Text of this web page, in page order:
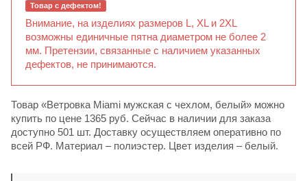
Товар с дефектом!
Внимание, на изделиях размеров L, XL и 2XL
возможны единичные пятна диаметром не более 2
мм. Претензии, связанные с наличием указанных
дефектов, не принимаются.
Товар «Ветровка Miami мужская с чехлом, белый» можно
купить по цене 1365 руб. Сейчас в наличии для заказа
доступно 501 шт. Доставку осуществляем оперативно по
всей РФ. Материал – полиэстер. Цвет изделия – белый.